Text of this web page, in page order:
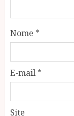
Nome *
E-mail *
Site